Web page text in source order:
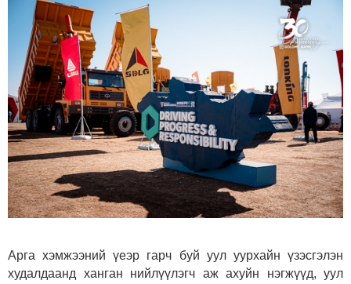
Арга хэмжээний үеэр гарч буй уул уурхайн үзэсгэлэн
худалдаанд ханган нийлүүлэгч аж ахуйн нэгжүүд, уул